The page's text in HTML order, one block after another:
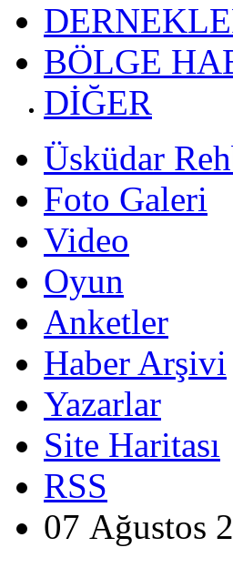
BÖLGE
DİĞER
Üsküdar
Foto Galeri
Video
Oyun
Anketler
Haber Arşivi
Yazarlar
Site Haritası
RSS
07 Ağustos